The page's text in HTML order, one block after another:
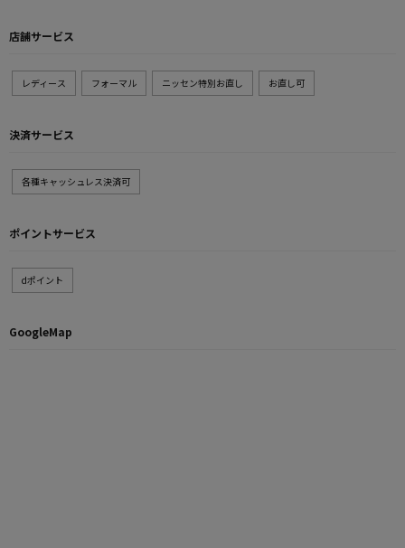
店舗サービス
レディース フォーマル ニッセン特別お直し お直し可
決済サービス
各種キャッシュレス決済可
ポイントサービス
dポイント
GoogleMap